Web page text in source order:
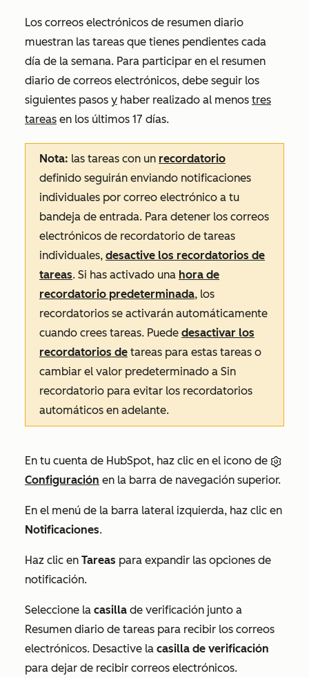
Los correos electrónicos de resumen diario
muestran las tareas que tienes pendientes cada
día de la semana. Para participar en el resumen
diario de correos electrónicos, debe seguir los
siguientes pasos y haber realizado al menos tres
tareas en los últimos 17 días.
Nota: las tareas con un recordatorio
definido seguirán enviando notificaciones
individuales por correo electrónico a tu
bandeja de entrada. Para detener los correos
electrónicos de recordatorio de tareas
individuales, desactive los recordatorios de
tareas. Si has activado una hora de
recordatorio predeterminada, los
recordatorios se activarán automáticamente
cuando crees tareas. Puede desactivar los
recordatorios de tareas para estas tareas o
cambiar el valor predeterminado a Sin
recordatorio para evitar los recordatorios
automáticos en adelante.
En tu cuenta de HubSpot, haz clic en el icono de
Configuración en la barra de navegación superior.
En el menú de la barra lateral izquierda, haz clic en
Notificaciones.
Haz clic en Tareas para expandir las opciones de
notificación.
Seleccione la casilla de verificación junto a
Resumen diario de tareas para recibir los correos
electrónicos. Desactive la casilla de verificación
para dejar de recibir correos electrónicos.